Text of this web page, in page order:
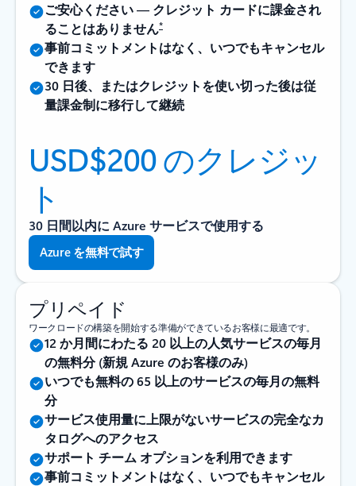
ご安心ください — クレジット カードに課金され
ることはありません*
事前コミットメントはなく、いつでもキャンセル
できます
30 日後、またはクレジットを使い切った後は従
量課金制に移行して継続
USD$200 のクレジッ
ト
30 日間以内に Azure サービスで使用する
Azure を無料で試す
プリペイド
ワークロードの構築を開始する準備ができているお客様に最適です。
12 か月間にわたる 20 以上の人気サービスの毎月
の無料分 (新規 Azure のお客様のみ)
いつでも無料の 65 以上のサービスの毎月の無料
分
サービス使用量に上限がないサービスの完全なカ
タログへのアクセス
サポート チーム オプションを利用できます
事前コミットメントはなく、いつでもキャンセル